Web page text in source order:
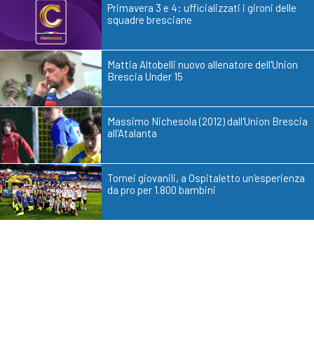
Primavera 3 e 4: ufficializzati i gironi delle
squadre bresciane
Mattia Altobelli nuovo allenatore dell'Union
Brescia Under 15
Massimo Nichesola (2012) dall'Union Brescia
all'Atalanta
Tornei giovanili, a Ospitaletto un'esperienza
da pro per 1.800 bambini